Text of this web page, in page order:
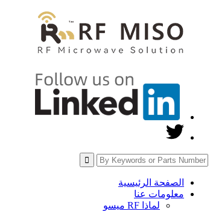
الصفحة الرئيسية
معلومات عنا
لماذا RF ميسو